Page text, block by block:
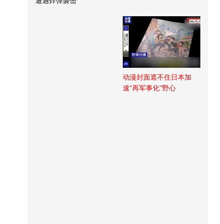
动漫封面遮不住日本加
速“再军事化”野心